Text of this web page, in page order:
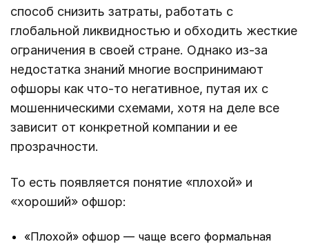
способ снизить затраты, работать с
глобальной ликвидностью и обходить жесткие
ограничения в своей стране. Однако из-за
недостатка знаний многие воспринимают
офшоры как что-то негативное, путая их с
мошенническими схемами, хотя на деле все
зависит от конкретной компании и ее
прозрачности.
То есть появляется понятие «плохой» и
«хороший» офшор:
«Плохой» офшор — чаще всего формальная